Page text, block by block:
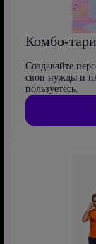
Комбо-
Создавайте
свои нужды и
пользуетесь.